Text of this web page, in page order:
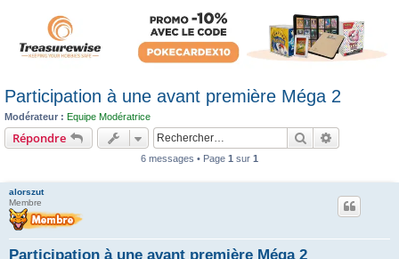
Participation à une avant première Méga 2
Modérateur : Equipe Modératrice
Répondre Rechercher
6 messages • Page 1 sur 1
alorszut
Membre
Participation à une avant première Méga 2